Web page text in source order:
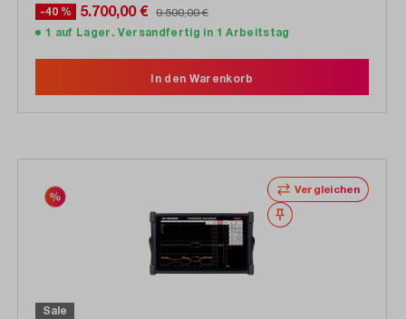
-40 % 5.700,00 € 9.500,00 €
1 auf Lager. Versandfertig in 1 Arbeitstag
In den Warenkorb
Vergleichen
Merken
Sale